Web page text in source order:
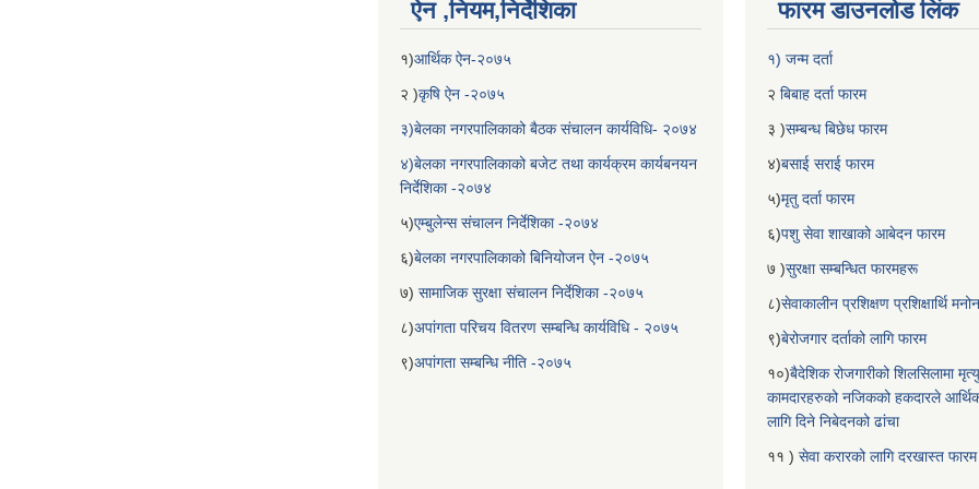
ऐन ,नियम,निर्देशिका
१)आर्थिक ऐन-२०७५
२ )कृषि ऐन -२०७५
३)बेलका नगरपालिकाको बैठक संचालन कार्यविधि- २०७४
४)बेलका नगरपालिकाको बजेट तथा कार्यक्रम कार्यबनयन
निर्देशिका -२०७४
५)एम्बुलेन्स संचालन निर्देशिका -२०७४
६)बेलका नगरपालिकाको बिनियोजन ऐन -२०७५
७) सामाजिक सुरक्षा संचालन निर्देशिका -२०७५
८)अपांगता परिचय वितरण सम्बन्धि कार्यविधि - २०७५
९)अपांगता सम्बन्धि नीति -२०७५
फारम डाउनलोड लिंक
१) जन्म दर्ता
२ बिबाह दर्ता फारम
३ )सम्बन्ध बिछेध फारम
४)बसाई सराई फारम
५)मृतु दर्ता फारम
६)पशु सेवा शाखाको आबेदन फारम
७ )सुरक्षा सम्बन्धित फारमहरू
८)सेवाकालीन प्रशिक्षण प्रशिक्षार्थि
९)बेरोजगार दर्ताको लागि फारम
१०)बैदेशिक रोजगारीको शिलसिलामा
कामदारहरुको नजिकको हकदारले
लागि दिने निबेदनको ढांचा
११ ) सेवा करारको लागि दरखास्त फारम